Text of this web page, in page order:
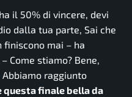
il 50% di vincere, devi
dalla tua parte, Sai che
finiscono mai – ha
– Come stiamo? Bene,
raggiunto
questa finale bella da